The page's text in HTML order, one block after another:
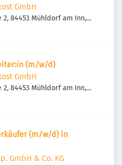
GmbH
84453 Mühldorf am Inn,
(m/w/d)
GmbH
84453 Mühldorf am Inn,
(m/w/d) in
GmbH & Co. KG